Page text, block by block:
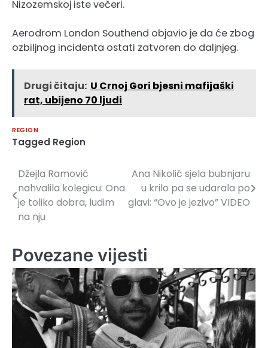
Nizozemskoj iste večeri.
Aerodrom London Southend objavio je da će zbog
ozbiljnog incidenta ostati zatvoren do daljnjeg.
Drugi čitaju: U Crnoj Gori bjesni mafijaški
rat, ubijeno 70 ljudi
REGION
Tagged Region
Navigacija
članaka
Džejla Ramović
nahvalila kolegicu: Ona
je toliko dobra, ludim
na nju
Ana Nikolić sjela bubnjaru
u krilo pa se udarala po
glavi: “Ovo je jezivo” VIDEO
Povezane vijesti